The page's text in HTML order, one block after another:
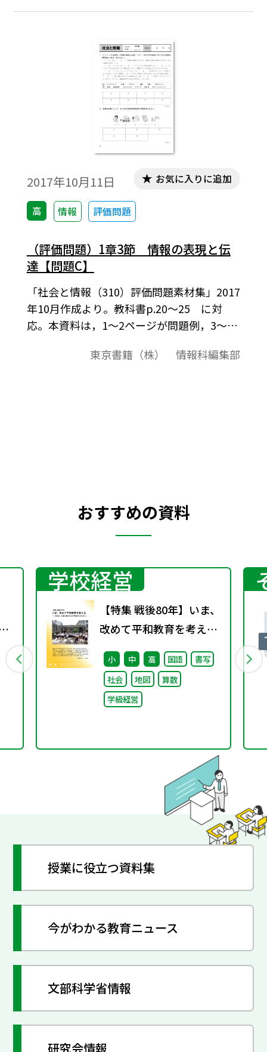
2017年10月11日
高 情報 評価問題
お気に入りに追加
（評価問題）1章3節 情報の表現と伝
達【問題C】
「社会と情報（310）評価問題素材集」2017
年10月作成より。教科書p.20～25 に対
応。本資料は，1～2ページが問題例，3～4
評価問題の素材として，編集加工してご利
東京書籍（株） 情報科編集部
おすすめの資料
学校経営
【特集 戦後80年】いま、
改めて平和教育を考え
る〜「あの日」を語り継
ぐ本川小学校の子どもた
ち〜
小 中 高 国語
書写
社会
地図
算数
学級経営
授業に役立つ資料集
今がわかる教育ニュース
文部科学省情報
研究会情報